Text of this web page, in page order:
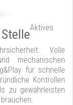
Aktives
Volle
mechanischen
für schnelle
Kontrollen
zu gewährleisten